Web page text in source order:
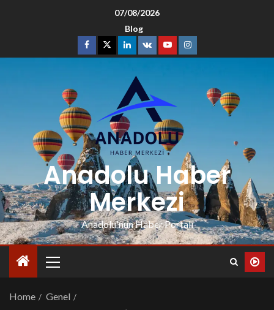
07/08/2026
Blog
Anadolu Haber
Merkezi
Anadolu'nun Haber Portalı
Home
Genel